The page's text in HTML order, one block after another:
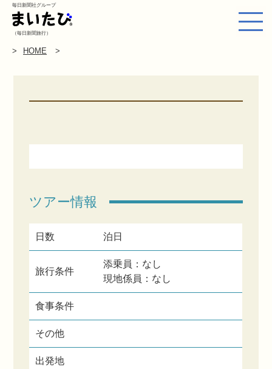
毎日新聞社グループ
（毎日新聞旅行）
HOME
ツアー情報
日数 泊日
旅行条件
添乗員：なし
現地係員：なし
食事条件
その他
出発地